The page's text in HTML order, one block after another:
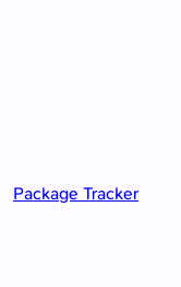
Package Tracker